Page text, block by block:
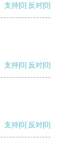
支持[0] 反对[0]
支持[0] 反对[0]
支持[0] 反对[0]